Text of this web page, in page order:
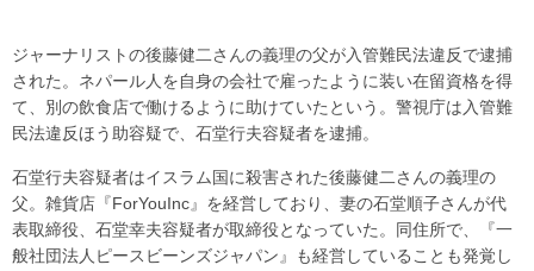
ジャーナリストの後藤健二さんの義理の父が入管難民法違反で逮捕
された。ネパール人を自身の会社で雇ったように装い在留資格を得
て、別の飲食店で働けるように助けていたという。警視庁は入管難
民法違反ほう助容疑で、石堂行夫容疑者を逮捕。
石堂行夫容疑者はイスラム国に殺害された後藤健二さんの義理の
父。雑貨店『ForYouInc』を経営しており、妻の石堂順子さんが代
表取締役、石堂幸夫容疑者が取締役となっていた。同住所で、『一
般社団法人ピースビーンズジャパン』も経営していることも発覚し